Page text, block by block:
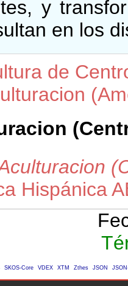
y
en los
de
Hispánica
SKOS-Core VDEX XTM Zthes JSON